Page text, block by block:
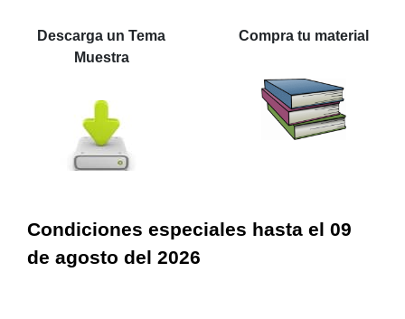
Descarga un Tema
Muestra
Compra tu material
Condiciones especiales hasta el 09
de agosto del 2026